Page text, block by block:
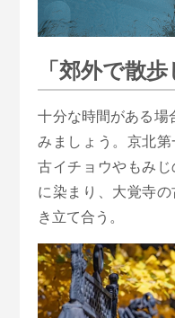
「郊外で散歩
十分な時間がある場
みましょう。京北
古イチョウやもみ
に染まり、大覚寺の
き立て合う。